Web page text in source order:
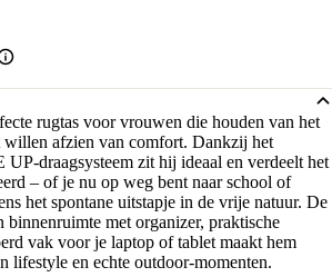
rugtas voor vrouwen die houden van het
willen afzien van comfort. Dankzij het
draagsysteem zit hij ideaal en verdeelt het
– of je nu op weg bent naar school of
het spontane uitstapje in de vrije natuur. De
binnenruimte met organizer, praktische
vak voor je laptop of tablet maakt hem
lifestyle en echte outdoor-momenten.